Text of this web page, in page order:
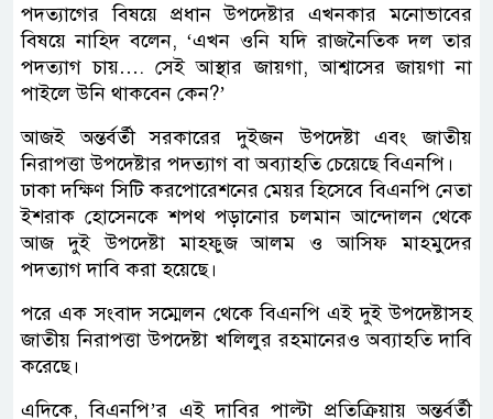
পদত্যাগের বিষয়ে প্রধান উপদেষ্টার এখনকার মনোভাবের
বিষয়ে নাহিদ বলেন, ‘এখন ওনি যদি রাজনৈতিক দল তার
পদত্যাগ চায়…. সেই আস্থার জায়গা, আশ্বাসের জায়গা না
পাইলে উনি থাকবেন কেন?’
আজই অন্তর্বর্তী সরকারের দুইজন উপদেষ্টা এবং জাতীয়
নিরাপত্তা উপদেষ্টার পদত্যাগ বা অব্যাহতি চেয়েছে বিএনপি।
ঢাকা দক্ষিণ সিটি করপোরেশনের মেয়র হিসেবে বিএনপি নেতা
ইশরাক হোসেনকে শপথ পড়ানোর চলমান আন্দোলন থেকে
আজ দুই উপদেষ্টা মাহফুজ আলম ও আসিফ মাহমুদের
পদত্যাগ দাবি করা হয়েছে।
পরে এক সংবাদ সম্মেলন থেকে বিএনপি এই দুই উপদেষ্টাসহ
জাতীয় নিরাপত্তা উপদেষ্টা খলিলুর রহমানেরও অব্যাহতি দাবি
করেছে।
এদিকে, বিএনপি’র এই দাবির পাল্টা প্রতিক্রিয়ায় অন্তর্বর্তী